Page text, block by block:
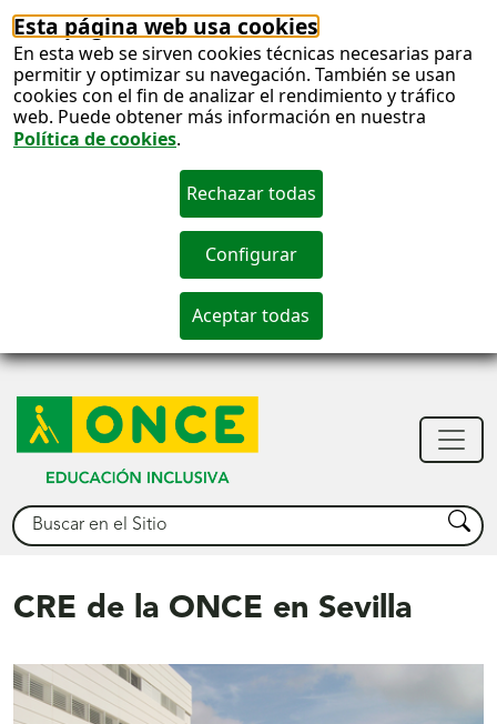
Esta página web usa cookies
En esta web se sirven cookies técnicas necesarias para
permitir y optimizar su navegación. También se usan
cookies con el fin de analizar el rendimiento y tráfico
web. Puede obtener más información en nuestra
Política de cookies.
Buscar Buscar
CRE de la ONCE en Sevilla